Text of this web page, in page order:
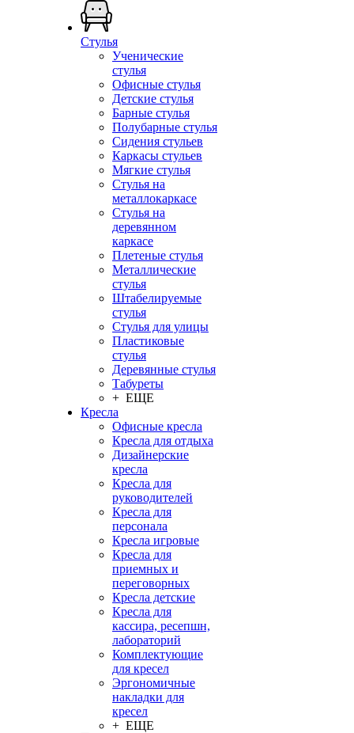
Стулья
Ученические
стулья
Офисные стулья
Детские стулья
Барные стулья
Полубарные стулья
Сидения стульев
Каркасы стульев
Мягкие стулья
Стулья на
металлокаркасе
Стулья на
деревянном
каркасе
Плетеные стулья
Металлические
стулья
Штабелируемые
стулья
Стулья для улицы
Пластиковые
стулья
Деревянные стулья
Табуреты
+ ЕЩЕ
Кресла
Офисные кресла
Кресла для отдыха
Дизайнерские
кресла
Кресла для
руководителей
Кресла для
персонала
Кресла игровые
Кресла для
приемных и
переговорных
Кресла детские
Кресла для
кассира, ресепшн,
лабораторий
Комплектующие
для кресел
Эргономичные
накладки для
кресел
+ ЕЩЕ